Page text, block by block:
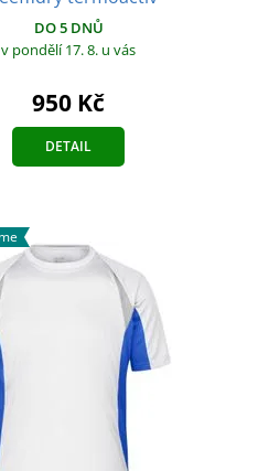
DO 5 DNŮ
v pondělí 17. 8. u vás
950 Kč
DETAIL